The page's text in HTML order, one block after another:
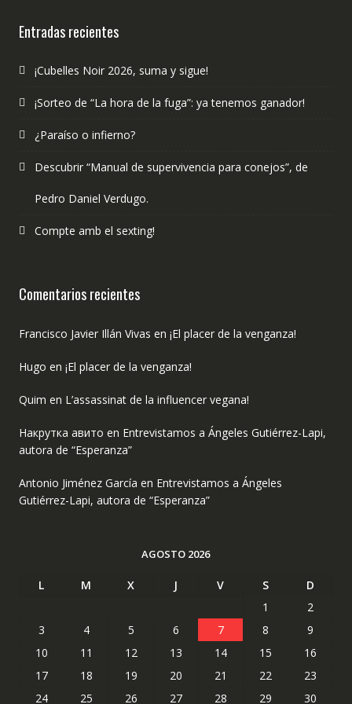
Entradas recientes
¡Cubelles Noir 2026, suma y sigue!
¡Sorteo de “La hora de la fuga”: ya tenemos ganador!
¿Paraíso o infierno?
Descubrir “Manual de supervivencia para conejos”, de
Pedro Daniel Verdugo.
Compte amb el sexting!
Comentarios recientes
Francisco Javier Illán Vivas en ¡El placer de la venganza!
Hugo en ¡El placer de la venganza!
Quim en L’assassinat de la influencer vegana!
Накрутка авито en Entrevistamos a Ángeles Gutiérrez-Lapi,
autora de “Esperanza”
Antonio Jiménez García en Entrevistamos a Ángeles
Gutiérrez-Lapi, autora de “Esperanza”
AGOSTO 2026
L M X J V S
D
1
2
3
4 5 6 7 8
9
10
11 12 13 14 15
16
17
18 19 20 21 22
23
24
25 26 27 28 29 30